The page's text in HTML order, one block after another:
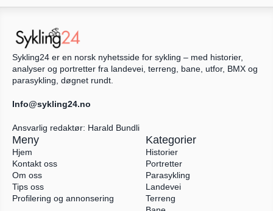
Sykling24 er en norsk nyhetsside for sykling – med historier,
analyser og portretter fra landevei, terreng, bane, utfor, BMX og
parasykling, døgnet rundt.
Info@sykling24.no
Ansvarlig redaktør: Harald Bundli
Meny
Hjem
Kontakt oss
Om oss
Tips oss
Profilering og annonsering
Kategorier
Historier
Portretter
Parasykling
Landevei
Terreng